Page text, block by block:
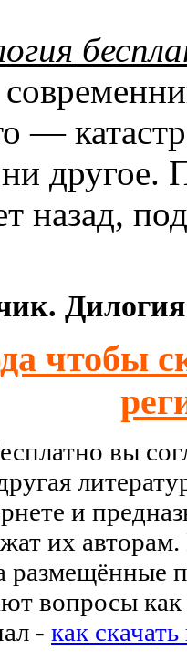
—
другое.
назад,
чтобы
вы
и
их
размещённые
вопросы как
- как